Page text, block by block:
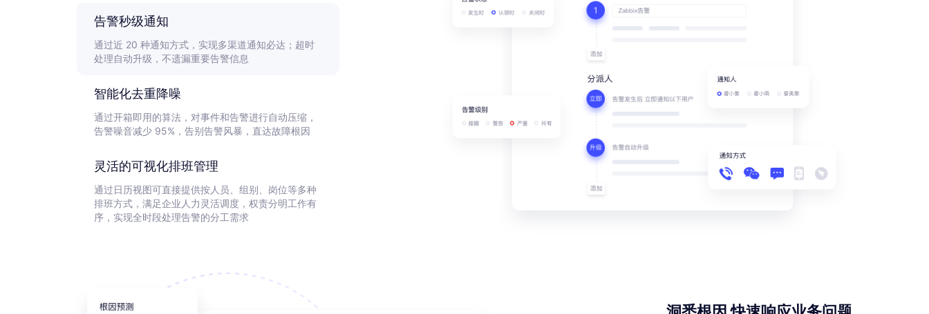
告警秒级通知
通过近 20 种通知方式，实现多渠道通知必达；超时
处理自动升级，不遗漏重要告警信息
智能化去重降噪
通过开箱即用的算法，对事件和告警进行自动压缩，
告警噪音减少 95%，告别告警风暴，直达故障根因
灵活的可视化排班管理
通过日历视图可直接提供按人员、组别、岗位等多种
排班方式，满足企业人力灵活调度，权责分明工作有
序，实现全时段处理告警的分工需求
开发工程师